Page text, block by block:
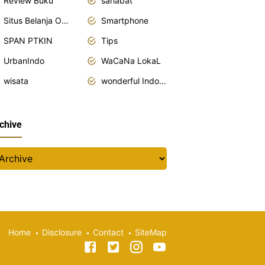
Situs Belanja Online
Smartphone
SPAN PTKIN
Tips
UrbanIndo
WaCaNa LokaL
wisata
wonderful Indonesia
Home Disclosure Contact SiteMap